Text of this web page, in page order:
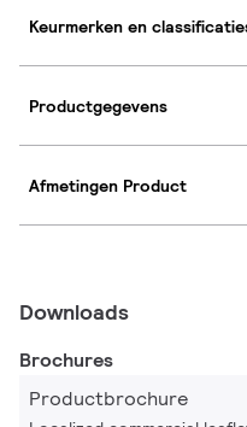
Keurmerken en
Productgegevens
Afmetingen Product
Downloads
Brochures
Productbrochure